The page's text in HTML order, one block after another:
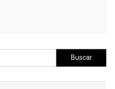
Buscar: